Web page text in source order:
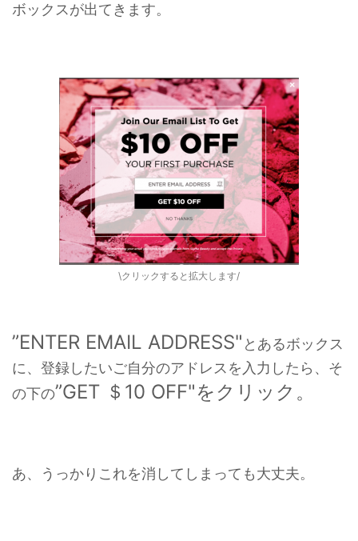
ボックスが出てきます。
\クリックすると拡大します/
”ENTER EMAIL ADDRESS" とあるボックス
に、登録したいご自分のアドレスを入力したら、そ
の下の”GET ＄10 OFF"をクリック。
あ、うっかりこれを消してしまっても大丈夫。